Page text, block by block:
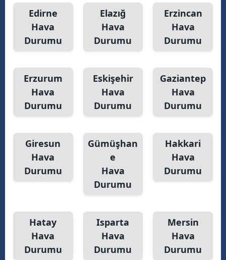
Edirne
Hava
Durumu
Elazığ
Hava
Durumu
Erzincan
Hava
Durumu
Erzurum
Hava
Durumu
Eskişehir
Hava
Durumu
Gaziantep
Hava
Durumu
Giresun
Hava
Durumu
Gümüşhan
e
Hava
Durumu
Hakkari
Hava
Durumu
Hatay
Hava
Durumu
Isparta
Hava
Durumu
Mersin
Hava
Durumu